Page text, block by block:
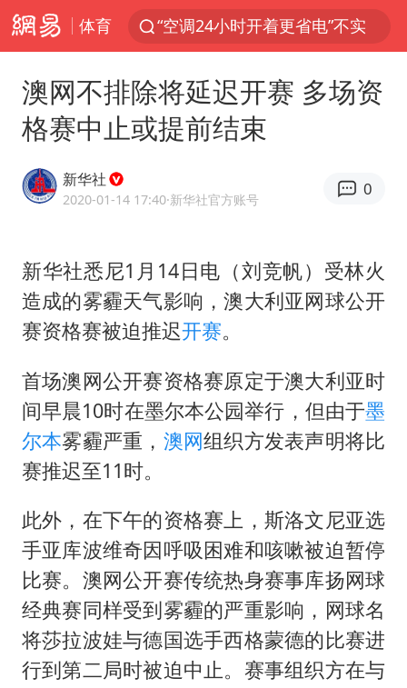
体育
“空调24小时开着更省电”不实
台风白海豚环流面积近似13个浙江
Meta被判支付5.67亿美元
发行市值610亿 谁是宇树科技背后赢家
47岁妈妈突然产女 26岁女儿：很震惊
OpenAI为免费用户升级GPT-5.6 Luna
中国稀土盘中涨停
日本广岛民众举行游行反对政府行径
实探山东最热的“中国蔬菜之乡”
粉笔发布“自曝式”公开信
奋进开新局 实干挑大梁
澳网不排除将延迟开赛 多场资
格赛中止或提前结束
新华社
2020-01-14 17:40·新华社官方账号
0
新华社悉尼1月14日电（刘竞帆）受林火
造成的雾霾天气影响，澳大利亚网球公开
赛资格赛被迫推迟开赛。
首场澳网公开赛资格赛原定于澳大利亚时
间早晨10时在墨尔本公园举行，但由于墨
尔本雾霾严重， 澳网组织方发表声明将比
赛推迟至11时。
此外，在下午的资格赛上，斯洛文尼亚选
手亚库波维奇因呼吸困难和咳嗽被迫暂停
比赛。澳网公开赛传统热身赛事库扬网球
经典赛同样受到雾霾的严重影响，网球名
将莎拉波娃与德国选手西格蒙德的比赛进
行到第二局时被迫中止。赛事组织方在与